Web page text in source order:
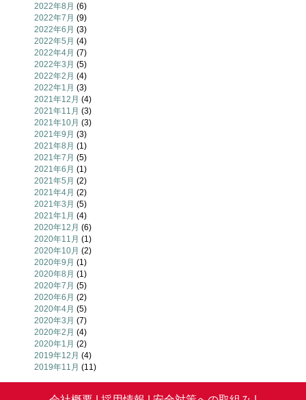
2022年8月 (6)
2022年7月 (9)
2022年6月 (3)
2022年5月 (4)
2022年4月 (7)
2022年3月 (5)
2022年2月 (4)
2022年1月 (3)
2021年12月 (4)
2021年11月 (3)
2021年10月 (3)
2021年9月 (3)
2021年8月 (1)
2021年7月 (5)
2021年6月 (1)
2021年5月 (2)
2021年4月 (2)
2021年3月 (5)
2021年1月 (4)
2020年12月 (6)
2020年11月 (1)
2020年10月 (2)
2020年9月 (1)
2020年8月 (1)
2020年7月 (5)
2020年6月 (2)
2020年4月 (5)
2020年3月 (7)
2020年2月 (4)
2020年1月 (2)
2019年12月 (4)
2019年11月 (11)